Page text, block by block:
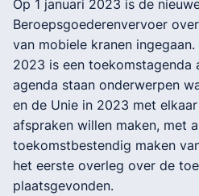
Op 1 januari 2023 is de
Beroepsgoederenvervoer
van mobiele kranen
2023 is een toekomstagenda
agenda staan onderwerpen
en de Unie in 2023 met
afspraken willen maken, met
toekomstbestendig maken
het eerste overleg over de
plaatsgevonden.